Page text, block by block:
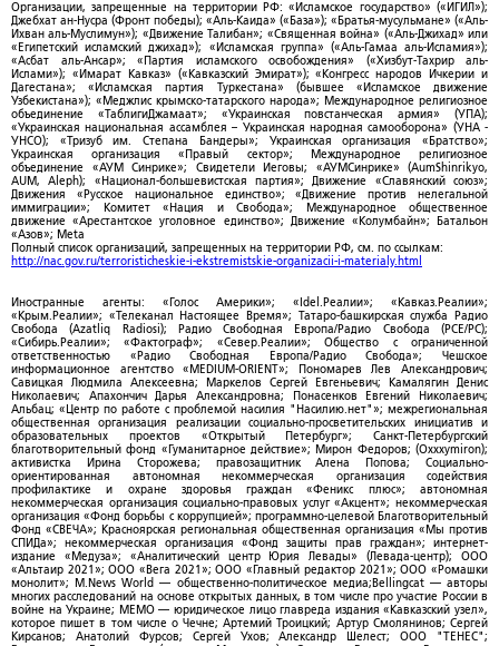
Организации, запрещенные на территории РФ: «Исламское государство» («ИГИЛ»);
Джебхат ан-Нусра (Фронт победы); «Аль-Каида» («База»); «Братья-мусульмане» («Аль-
Ихван аль-Муслимун»); «Движение Талибан»; «Священная война» («Аль-Джихад» или
«Египетский исламский джихад»); «Исламская группа» («Аль-Гамаа аль-Исламия»);
«Асбат аль-Ансар»; «Партия исламского освобождения» («Хизбут-Тахрир аль-
Ислами»); «Имарат Кавказ» («Кавказский Эмират»); «Конгресс народов Ичкерии и
Дагестана»; «Исламская партия Туркестана» (бывшее «Исламское движение
Узбекистана»); «Меджлис крымско-татарского народа»; Международное религиозное
объединение «ТаблигиДжамаат»; «Украинская повстанческая армия» (УПА);
«Украинская национальная ассамблея – Украинская народная самооборона» (УНА -
УНСО); «Тризуб им. Степана Бандеры»; Украинская организация «Братство»;
Украинская организация «Правый сектор»; Международное религиозное
объединение «АУМ Синрике»; Свидетели Иеговы; «АУМСинрике» (AumShinrikyo,
AUM, Aleph); «Национал-большевистская партия»; Движение «Славянский союз»;
Движения «Русское национальное единство»; «Движение против нелегальной
иммиграции»; Комитет «Нация и Свобода»; Международное общественное
движение «Арестантское уголовное единство»; Движение «Колумбайн»; Батальон
«Азов»; Meta
Полный список организаций, запрещенных на территории РФ, см. по ссылкам:
http://nac.gov.ru/terroristicheskie-i-ekstremistskie-organizacii-i-materialy.html
Иностранные агенты: «Голос Америки»; «Idel.Реалии»; «Кавказ.Реалии»;
«Крым.Реалии»; «Телеканал Настоящее Время»; Татаро-башкирская служба Радио
Свобода (Azatliq Radiosi); Радио Свободная Европа/Радио Свобода (PCE/PC);
«Сибирь.Реалии»; «Фактограф»; «Север.Реалии»; Общество с ограниченной
ответственностью «Радио Свободная Европа/Радио Свобода»; Чешское
информационное агентство «MEDIUM-ORIENT»; Пономарев Лев Александрович;
Савицкая Людмила Алексеевна; Маркелов Сергей Евгеньевич; Камалягин Денис
Николаевич; Апахончич Дарья Александровна; Понасенков Евгений Николаевич;
Альбац; «Центр по работе с проблемой насилия "Насилию.нет"»; межрегиональная
общественная организация реализации социально-просветительских инициатив и
образовательных проектов «Открытый Петербург»; Санкт-Петербургский
благотворительный фонд «Гуманитарное действие»; Мирон Федоров; (Oxxxymiron);
активистка Ирина Сторожева; правозащитник Алена Попова; Социально-
ориентированная автономная некоммерческая организация содействия
профилактике и охране здоровья граждан «Феникс плюс»; автономная
некоммерческая организация социально-правовых услуг «Акцент»; некоммерческая
организация «Фонд борьбы с коррупцией»; программно-целевой Благотворительный
Фонд «СВЕЧА»; Красноярская региональная общественная организация «Мы против
СПИДа»; некоммерческая организация «Фонд защиты прав граждан»; интернет-
издание «Медуза»; «Аналитический центр Юрия Левады» (Левада-центр); ООО
«Альтаир 2021»; ООО «Вега 2021»; ООО «Главный редактор 2021»; ООО «Ромашки
монолит»; M.News World — общественно-политическое медиа;Bellingcat — авторы
многих расследований на основе открытых данных, в том числе про участие России в
войне на Украине; МЕМО — юридическое лицо главреда издания «Кавказский узел»,
которое пишет в том числе о Чечне; Артемий Троицкий; Артур Смолянинов; Сергей
Кирсанов; Анатолий Фурсов; Сергей Ухов; Александр Шелест; ООО "ТЕНЕС";